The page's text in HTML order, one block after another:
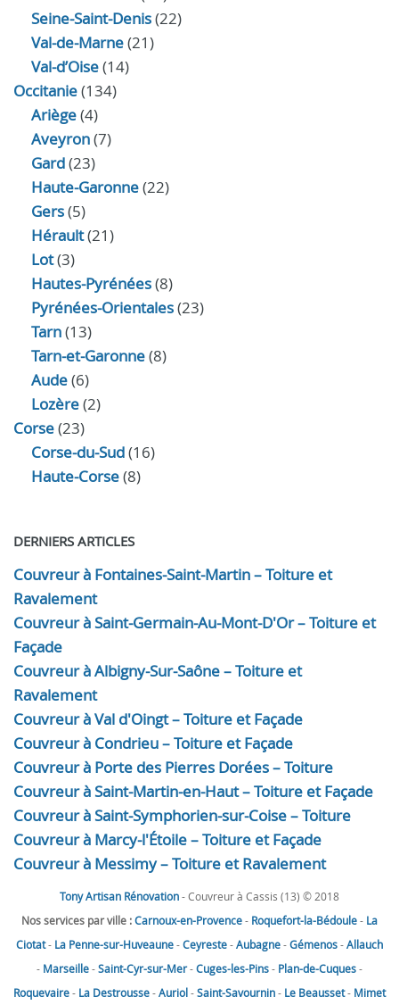
Seine-Saint-Denis(22)
Val-de-Marne(21)
Val-d’Oise(14)
Occitanie(134)
Ariège(4)
Aveyron(7)
Gard(23)
Haute-Garonne(22)
Gers(5)
Hérault(21)
Lot(3)
Hautes-Pyrénées(8)
Pyrénées-Orientales(23)
Tarn(13)
Tarn-et-Garonne(8)
Aude(6)
Lozère(2)
Corse(23)
Corse-du-Sud(16)
Haute-Corse(8)
DERNIERS ARTICLES
Couvreur à Fontaines-Saint-Martin – Toiture et
Ravalement
Couvreur à Saint-Germain-Au-Mont-D'Or – Toiture et
Façade
Couvreur à Albigny-Sur-Saône – Toiture et
Ravalement
Couvreur à Val d'Oingt – Toiture et Façade
Couvreur à Condrieu – Toiture et Façade
Couvreur à Porte des Pierres Dorées – Toiture
Couvreur à Saint-Martin-en-Haut – Toiture et Façade
Couvreur à Saint-Symphorien-sur-Coise – Toiture
Couvreur à Marcy-l'Étoile – Toiture et Façade
Couvreur à Messimy – Toiture et Ravalement
Tony Artisan Rénovation- Couvreur à Cassis (13) © 2018
Nos services par ville :Carnoux-en-Provence- Roquefort-la-Bédoule- La
Ciotat- La Penne-sur-Huveaune-Ceyreste-Aubagne-Gémenos-Allauch
- Marseille-Saint-Cyr-sur-Mer-Cuges-les-Pins- Plan-de-Cuques-
Roquevaire- La Destrousse-Auriol-Saint-Savournin- Le Beausset- Mimet